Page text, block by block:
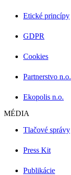
Etické princípy
GDPR
Cookies
Partnerstvo n.o.
Ekopolis n.o.
MÉDIA
Tlačové správy
Press Kit
Publikácie